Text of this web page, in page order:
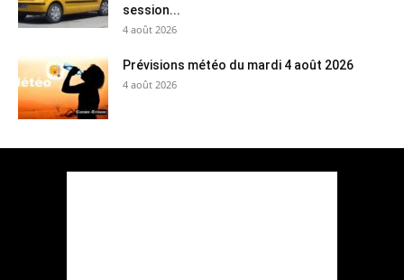
session...
4 août 2026
Prévisions météo du mardi 4 août 2026
4 août 2026